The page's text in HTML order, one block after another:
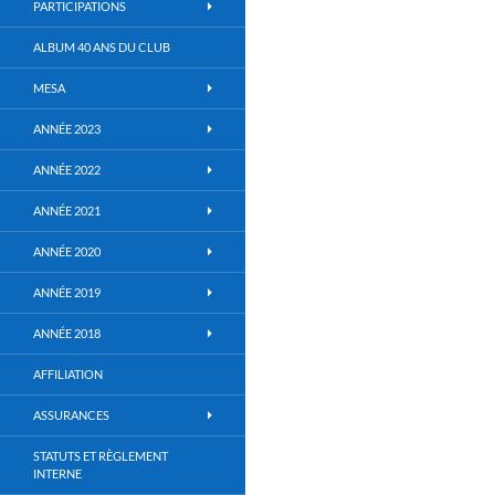
PARTICIPATIONS
ALBUM 40 ANS DU CLUB
MESA
ANNÉE 2023
ANNÉE 2022
ANNÉE 2021
ANNÉE 2020
ANNÉE 2019
ANNÉE 2018
AFFILIATION
ASSURANCES
STATUTS ET RÈGLEMENT
INTERNE